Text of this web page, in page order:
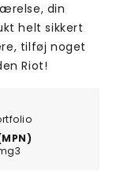
din
helt sikkert
tilføj noget
Riot!